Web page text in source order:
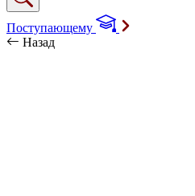
Поступающему
Назад